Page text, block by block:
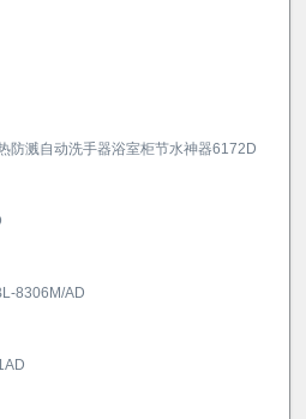
防溅自动洗手器浴室柜节水神器6172D
8306M/AD